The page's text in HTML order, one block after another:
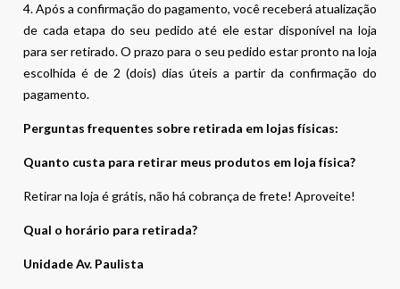
4. Após a confirmação do pagamento, você receberá atualização
de cada etapa do seu pedido até ele estar disponível na loja
para ser retirado. O prazo para o seu pedido estar pronto na loja
escolhida é de 2 (dois) dias úteis a partir da confirmação do
pagamento.
Perguntas frequentes sobre retirada em lojas físicas:
Quanto custa para retirar meus produtos em loja física?
Retirar na loja é grátis, não há cobrança de frete! Aproveite!
Qual o horário para retirada?
Unidade Av. Paulista